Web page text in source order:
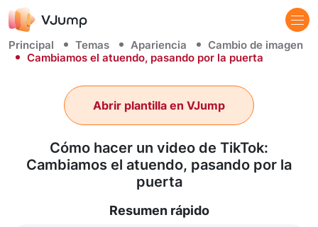
Principal Temas Apariencia
Cambio de imagen
Cambiamos el atuendo, pasando por la puerta
Cómo hacer un video de TikTok:
Cambiamos el atuendo, pasando por la
puerta
Abrir plantilla en VJump
Resumen rápido